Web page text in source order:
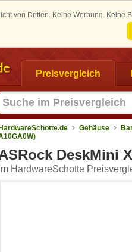
von Dritten. Keine Werbung. Keine
Preisvergleich
Gehäuse
DeskMini
HardwareSchotte